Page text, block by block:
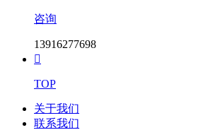
咨询
13916277698

TOP
关于我们
联系我们